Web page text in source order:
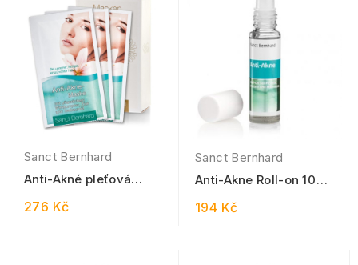
Sanct Bernhard
Anti-Akné pleťová
276 Kč
Sanct Bernhard
Anti-Akne Roll-on 10
194 Kč